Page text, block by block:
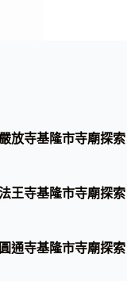
嚴放寺基隆市寺廟探索
王寺基隆市寺廟探索
圓通寺基隆市寺廟探索